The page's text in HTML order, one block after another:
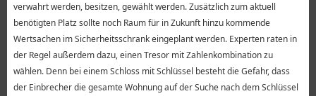
verwahrt werden, besitzen, gewählt werden. Zusätzlich zum aktuell
benötigten Platz sollte noch Raum für in Zukunft hinzu kommende
Wertsachen im Sicherheitsschrank eingeplant werden. Experten raten in
der Regel außerdem dazu, einen Tresor mit Zahlenkombination zu
wählen. Denn bei einem Schloss mit Schlüssel besteht die Gefahr, dass
der Einbrecher die gesamte Wohnung auf der Suche nach dem Schlüssel